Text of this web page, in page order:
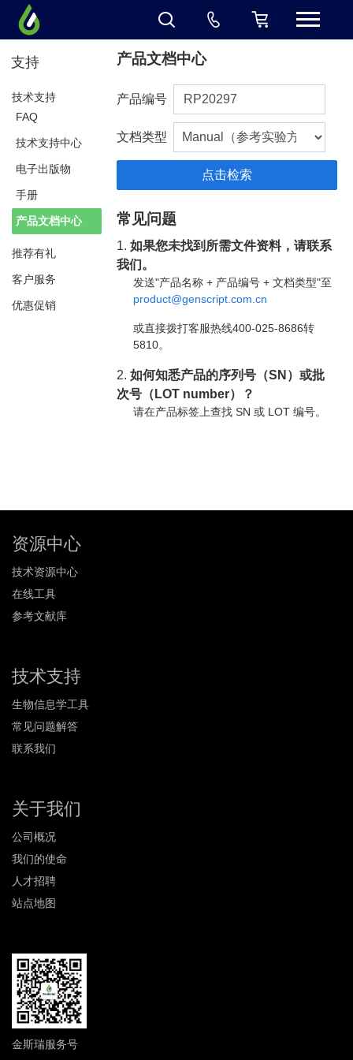
支持
技术支持
FAQ
技术支持中心
电子出版物
手册
产品文档中心
推荐有礼
客户服务
优惠促销
产品文档中心
产品编号
文档类型
常见问题
1.如果您未找到所需文件资料，请联系
我们。
发送"产品名称 + 产品编号 + 文档类型"至
product@genscript.com.cn
或直接拨打客服热线400-025-8686转
5810。
2.如何知悉产品的序列号（SN）或批
次号（LOT number）？
请在产品标签上查找 SN 或 LOT 编号。
资源中心
技术资源中心
在线工具
参考文献库
技术支持
生物信息学工具
常见问题解答
联系我们
关于我们
公司概况
我们的使命
人才招聘
站点地图
金斯瑞服务号